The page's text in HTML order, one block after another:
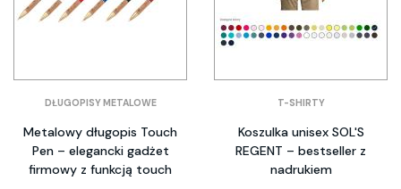
DŁUGOPISY METALOWE
Metalowy długopis Touch
Pen – elegancki gadżet
firmowy z funkcją touch
T-SHIRTY
Koszulka unisex SOL'S
REGENT – bestseller z
nadrukiem